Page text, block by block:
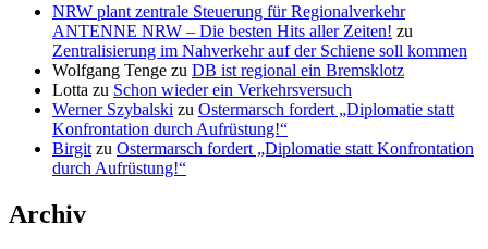
NRW plant zentrale Steuerung für Regionalverkehr
ANTENNE NRW – Die besten Hits aller Zeiten! zu
Zentralisierung im Nahverkehr auf der Schiene soll kommen
Wolfgang Tenge zu DB ist regional ein Bremsklotz
Lotta zu Schon wieder ein Verkehrsversuch
Werner Szybalski zu Ostermarsch fordert „Diplomatie statt
Konfrontation durch Aufrüstung!“
Birgit zu Ostermarsch fordert „Diplomatie statt Konfrontation
durch Aufrüstung!“
Archiv